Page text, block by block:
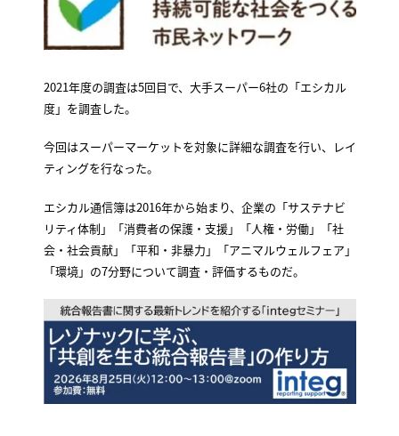
2021年度の調査は5回目で、大手スーパー6社の「エシカル
度」を調査した。
今回はスーパーマーケットを対象に詳細な調査を行い、レイ
ティングを行なった。
エシカル通信簿は2016年から始まり、企業の「サステナビ
リティ体制」「消費者の保護・支援」「人権・労働」「社
会・社会貢献」「平和・非暴力」「アニマルウェルフェア」
「環境」の7分野について調査・評価するものだ。